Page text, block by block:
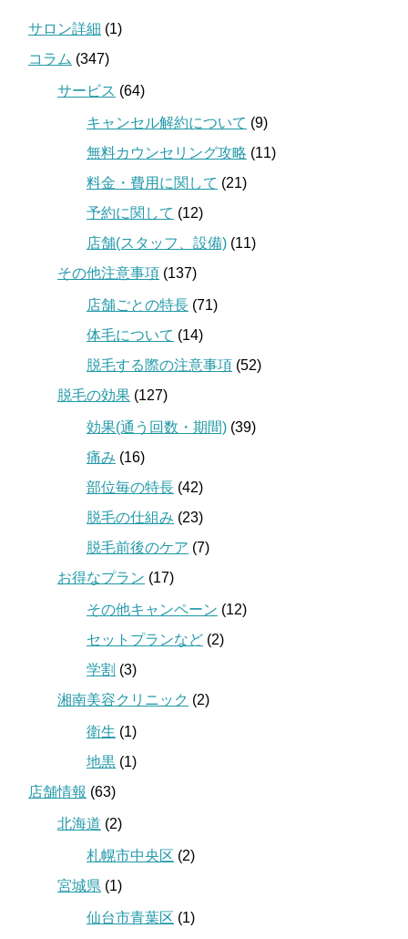
サロン詳細 (1)
コラム (347)
サービス (64)
キャンセル解約について (9)
無料カウンセリング攻略 (11)
料金・費用に関して (21)
予約に関して (12)
店舗(スタッフ、設備) (11)
その他注意事項 (137)
店舗ごとの特長 (71)
体毛について (14)
脱毛する際の注意事項 (52)
脱毛の効果 (127)
効果(通う回数・期間) (39)
痛み (16)
部位毎の特長 (42)
脱毛の仕組み (23)
脱毛前後のケア (7)
お得なプラン (17)
その他キャンペーン (12)
セットプランなど (2)
学割 (3)
湘南美容クリニック (2)
衛生 (1)
地黒 (1)
店舗情報 (63)
北海道 (2)
札幌市中央区 (2)
宮城県 (1)
仙台市青葉区 (1)